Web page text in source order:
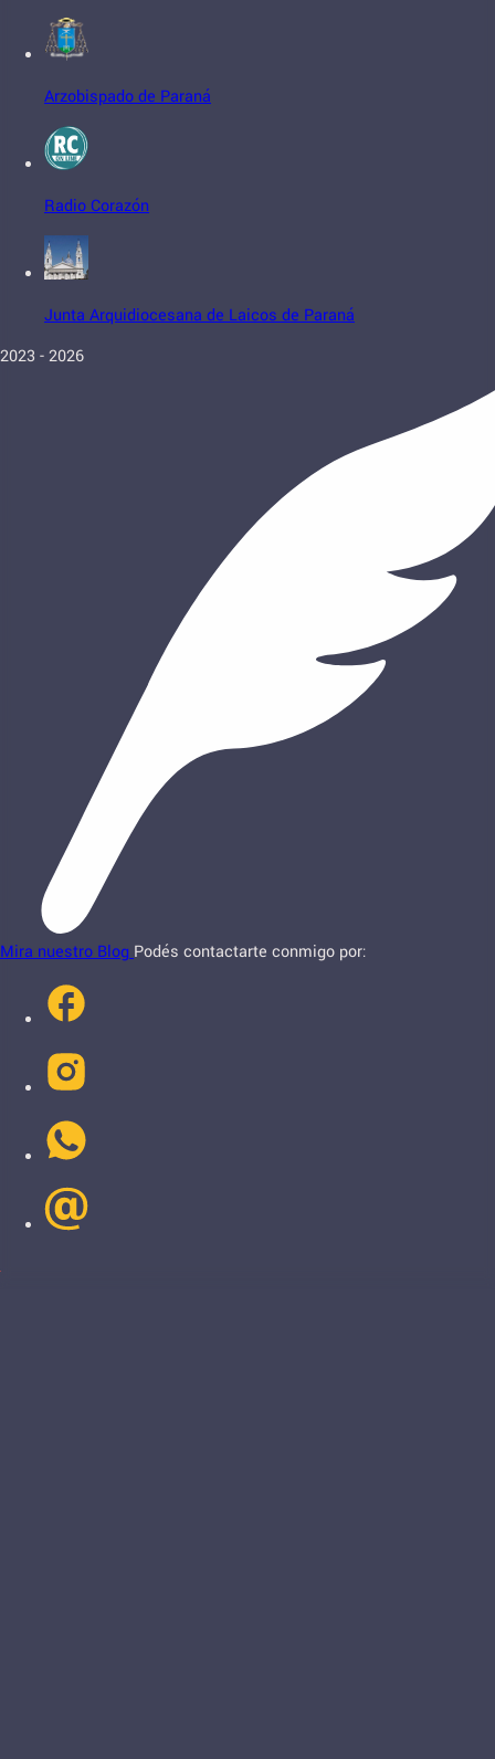
Arzobispado de Paraná
Radio Corazón
Junta Arquidiocesana de Laicos de Paraná
2023 - 2026
Mira nuestro Blog Podés contactarte conmigo por: